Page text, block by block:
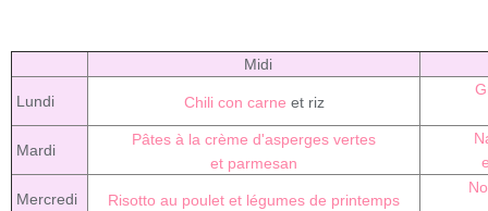
Midi
Lundi Chili con carne et riz
Mardi
Pâtes à la crème d'asperges vertes
et parmesan
Mercredi Risotto au poulet et légumes de printemps